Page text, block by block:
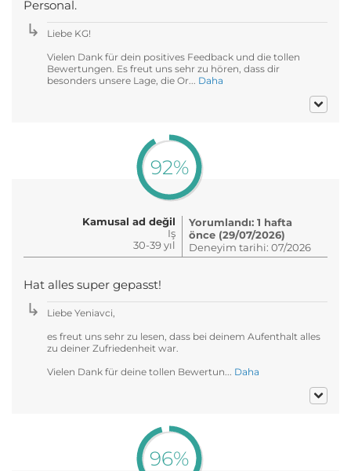
Personal.
Liebe KG!
Vielen Dank für dein positives Feedback und die tollen
Bewertungen. Es freut uns sehr zu hören, dass dir
besonders unsere Lage, die Or... Daha
92%
Kamusal ad değil
Iş
30-39 yıl
Yorumlandı: 1 hafta
önce (29/07/2026)
Deneyim tarihi: 07/2026
Hat alles super gepasst!
Liebe Yeniavci,
es freut uns sehr zu lesen, dass bei deinem Aufenthalt alles
zu deiner Zufriedenheit war.
Vielen Dank für deine tollen Bewertun... Daha
96%